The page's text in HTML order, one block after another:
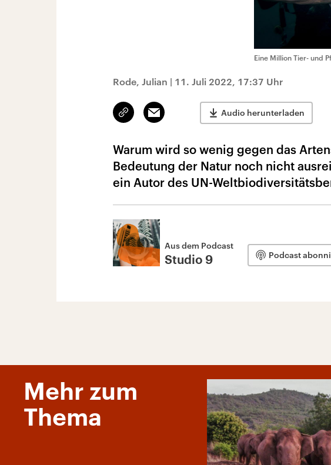
Eine Million Tier- und
Rode, Julian | 11. Juli 2022, 17:37 Uhr
Link
kopieren/teilen
Email Audio herunterladen
Warum wird so wenig gegen das
Bedeutung der Natur noch nicht
ein Autor des UN-
Aus dem Podcast
Studio 9 Podcast
Mehr zum
Thema